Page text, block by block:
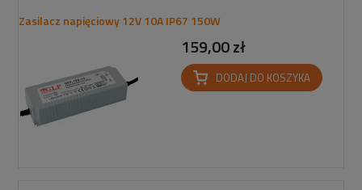
Zasilacz napięciowy 12V 10A IP67 150W
159,00 zł
DODAJ DO KOSZYKA